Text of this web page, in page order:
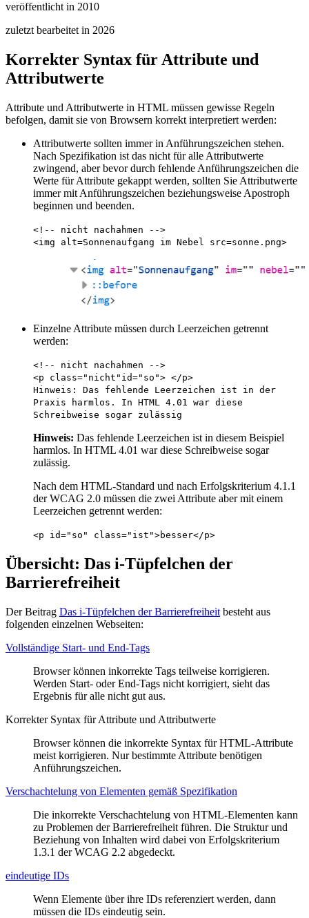
veröffentlicht in 2010
zuletzt bearbeitet in 2026
Korrekter Syntax für Attribute und
Attributwerte
Attribute und Attributwerte in HTML müssen gewisse Regeln
befolgen, damit sie von Browsern korrekt interpretiert werden:
Attributwerte sollten immer in Anführungszeichen stehen.
Nach Spezifikation ist das nicht für alle Attributwerte
zwingend, aber bevor durch fehlende Anführungszeichen die
Werte für Attribute gekappt werden, sollten Sie Attributwerte
immer mit Anführungszeichen beziehungsweise Apostroph
beginnen und beenden.
<!-- nicht nachahmen -->
<img alt=Sonnenaufgang im Nebel src=sonne.png>
Einzelne Attribute müssen durch Leerzeichen getrennt
werden:
<!-- nicht nachahmen -->
<p class="nicht"id="so"> </p>
Hinweis: Das fehlende Leerzeichen ist in der
Praxis harmlos. In HTML 4.01 war diese
Schreibweise sogar zulässig
Hinweis: Das fehlende Leerzeichen ist in diesem Beispiel
harmlos. In HTML 4.01 war diese Schreibweise sogar
zulässig.
Nach dem HTML-Standard und nach Erfolgskriterium 4.1.1
der WCAG 2.0 müssen die zwei Attribute aber mit einem
Leerzeichen getrennt werden:
<p id="so" class="ist">besser</p>
Übersicht: Das i-Tüpfelchen der
Barrierefreiheit
Der Beitrag Das i-Tüpfelchen der Barrierefreiheit besteht aus
folgenden einzelnen Webseiten:
Vollständige Start- und End-Tags
Browser können inkorrekte Tags teilweise korrigieren.
Werden Start- oder End-Tags nicht korrigiert, sieht das
Ergebnis für alle nicht gut aus.
Korrekter Syntax für Attribute und Attributwerte
Browser können die inkorrekte Syntax für HTML-Attribute
meist korrigieren. Nur bestimmte Attribute benötigen
Anführungszeichen.
Verschachtelung von Elementen gemäß Spezifikation
Die inkorrekte Verschachtelung von HTML-Elementen kann
zu Problemen der Barrierefreiheit führen. Die Struktur und
Beziehung von Inhalten wird dabei von Erfolgskriterium
1.3.1 der WCAG 2.2 abgedeckt.
eindeutige IDs
Wenn Elemente über ihre IDs referenziert werden, dann
müssen die IDs eindeutig sein.